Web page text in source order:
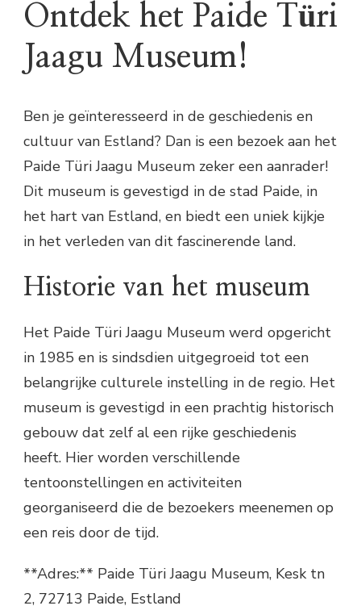
Ontdek het Paide Türi
Jaagu Museum!
Ben je geïnteresseerd in de geschiedenis en
cultuur van Estland? Dan is een bezoek aan het
Paide Türi Jaagu Museum zeker een aanrader!
Dit museum is gevestigd in de stad Paide, in
het hart van Estland, en biedt een uniek kijkje
in het verleden van dit fascinerende land.
Historie van het museum
Het Paide Türi Jaagu Museum werd opgericht
in 1985 en is sindsdien uitgegroeid tot een
belangrijke culturele instelling in de regio. Het
museum is gevestigd in een prachtig historisch
gebouw dat zelf al een rijke geschiedenis
heeft. Hier worden verschillende
tentoonstellingen en activiteiten
georganiseerd die de bezoekers meenemen op
een reis door de tijd.
**Adres:** Paide Türi Jaagu Museum, Kesk tn
2, 72713 Paide, Estland